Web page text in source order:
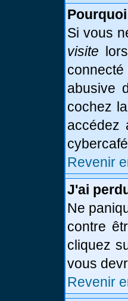
Si vous
visite
connecté
abusive
cochez
accédez
Revenir
J'ai
Ne
contre
cliquez
vous
Revenir